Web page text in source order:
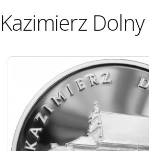
Kazimierz Dolny